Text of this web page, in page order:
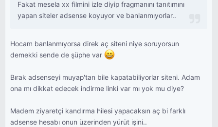
Fakat mesela xx filmini izle diyip fragmanını tanıtımını
yapan siteler adsense koyuyor ve banlanmıyorlar..
Hocam banlanmıyorsa direk aç siteni niye soruyorsun
demekki sende de şüphe var
Bırak adsenseyi muyap'tan bile kapatabiliyorlar siteni. Adam
ona mı dikkat edecek indirme linki var mı yok mu diye?
Madem ziyaretçi kandırma hilesi yapacaksın aç bi farklı
adsense hesabı onun üzerinden yürüt işini..